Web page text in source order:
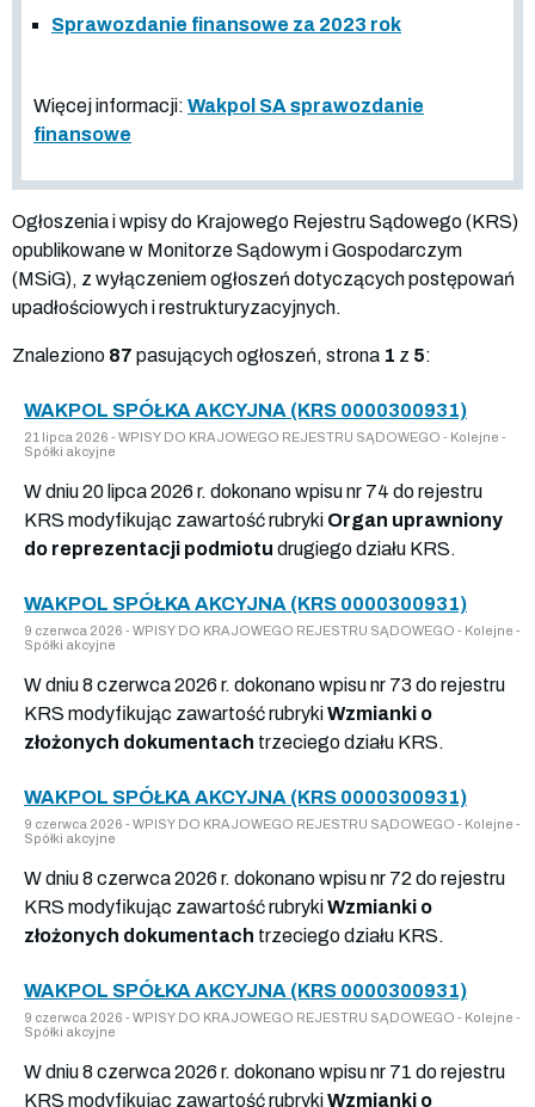
Sprawozdanie finansowe za 2023 rok
Więcej informacji: Wakpol SA sprawozdanie
finansowe
Ogłoszenia i wpisy do Krajowego Rejestru Sądowego (KRS)
opublikowane w Monitorze Sądowym i Gospodarczym
(MSiG), z wyłączeniem ogłoszeń dotyczących postępowań
upadłościowych i restrukturyzacyjnych.
Znaleziono 87 pasujących ogłoszeń, strona 1 z 5:
WAKPOL SPÓŁKA AKCYJNA (KRS 0000300931)
21 lipca 2026 - WPISY DO KRAJOWEGO REJESTRU SĄDOWEGO - Kolejne -
Spółki akcyjne
W dniu 20 lipca 2026 r. dokonano wpisu nr 74 do rejestru
KRS modyfikując zawartość rubryki Organ uprawniony
do reprezentacji podmiotu drugiego działu KRS.
WAKPOL SPÓŁKA AKCYJNA (KRS 0000300931)
9 czerwca 2026 - WPISY DO KRAJOWEGO REJESTRU SĄDOWEGO - Kolejne -
Spółki akcyjne
W dniu 8 czerwca 2026 r. dokonano wpisu nr 73 do rejestru
KRS modyfikując zawartość rubrykiWzmianki o
złożonych dokumentach trzeciego działu KRS.
WAKPOL SPÓŁKA AKCYJNA (KRS 0000300931)
9 czerwca 2026 - WPISY DO KRAJOWEGO REJESTRU SĄDOWEGO - Kolejne -
Spółki akcyjne
W dniu 8 czerwca 2026 r. dokonano wpisu nr 72 do rejestru
KRS modyfikując zawartość rubrykiWzmianki o
złożonych dokumentach trzeciego działu KRS.
WAKPOL SPÓŁKA AKCYJNA (KRS 0000300931)
9 czerwca 2026 - WPISY DO KRAJOWEGO REJESTRU SĄDOWEGO - Kolejne -
Spółki akcyjne
W dniu 8 czerwca 2026 r. dokonano wpisu nr 71 do rejestru
KRS modyfikując zawartość rubrykiWzmianki o